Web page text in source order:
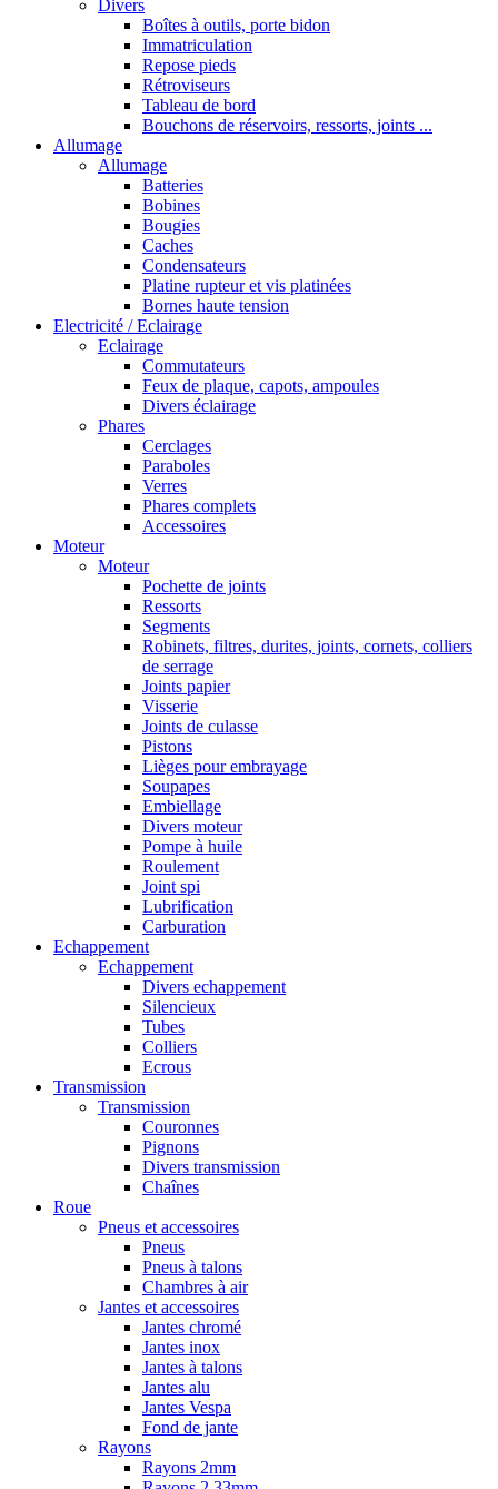
Divers
Boîtes à outils, porte bidon
Immatriculation
Repose pieds
Rétroviseurs
Tableau de bord
Bouchons de réservoirs, ressorts, joints ...
Allumage
Allumage
Batteries
Bobines
Bougies
Caches
Condensateurs
Platine rupteur et vis platinées
Bornes haute tension
Electricité / Eclairage
Eclairage
Commutateurs
Feux de plaque, capots, ampoules
Divers éclairage
Phares
Cerclages
Paraboles
Verres
Phares complets
Accessoires
Moteur
Moteur
Pochette de joints
Ressorts
Segments
Robinets, filtres, durites, joints, cornets, colliers
de serrage
Joints papier
Visserie
Joints de culasse
Pistons
Lièges pour embrayage
Soupapes
Embiellage
Divers moteur
Pompe à huile
Roulement
Joint spi
Lubrification
Carburation
Echappement
Echappement
Divers echappement
Silencieux
Tubes
Colliers
Ecrous
Transmission
Transmission
Couronnes
Pignons
Divers transmission
Chaînes
Roue
Pneus et accessoires
Pneus
Pneus à talons
Chambres à air
Jantes et accessoires
Jantes chromé
Jantes inox
Jantes à talons
Jantes alu
Jantes Vespa
Fond de jante
Rayons
Rayons 2mm